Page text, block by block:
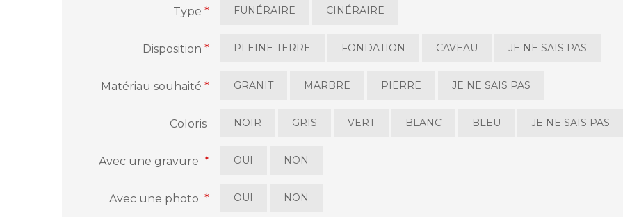
Type* FUNÉRAIRE CINÉRAIRE
Disposition* PLEINE TERRE FONDATION CAVEAU JE NE SAIS PAS
Matériau souhaité* GRANIT MARBRE PIERRE JE NE SAIS PAS
Coloris NOIR GRIS VERT BLANC BLEU JE NE SAIS PAS
Avec une gravure* OUI NON
Avec une photo* OUI NON